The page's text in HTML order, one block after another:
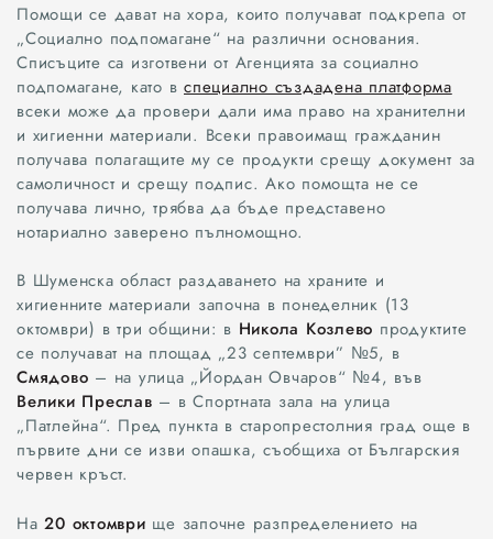
Всички
Помощи се дават на хора, които получават подкрепа от
„Социално подпомагане“ на различни основания.
Списъците са изготвени от Агенцията за социално
подпомагане, като в специално създадена платформа
всеки може да провери дали има право на хранителни
и хигиенни материали. Всеки правоимащ гражданин
получава полагащите му се продукти срещу документ за
самоличност и срещу подпис. Ако помощта не се
получава лично, трябва да бъде представено
нотариално заверено пълномощно.
В Шуменска област раздаването на храните и
хигиенните материали започна в понеделник (13
октомври) в три общини: в Никола Козлево продуктите
се получават на площад „23 септември” №5, в
Смядово – на улица „Йордан Овчаров“ №4, във
Велики Преслав – в Спортната зала на улица
„Патлейна“. Пред пункта в старопрестолния град още в
първите дни се изви опашка, съобщиха от Българския
червен кръст.
На 20 октомври ще започне разпределението на